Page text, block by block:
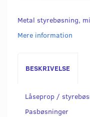
Metal styrebøsning,
Mere information
BESKRIVELSE
Låseprop /
Pasbøsninger